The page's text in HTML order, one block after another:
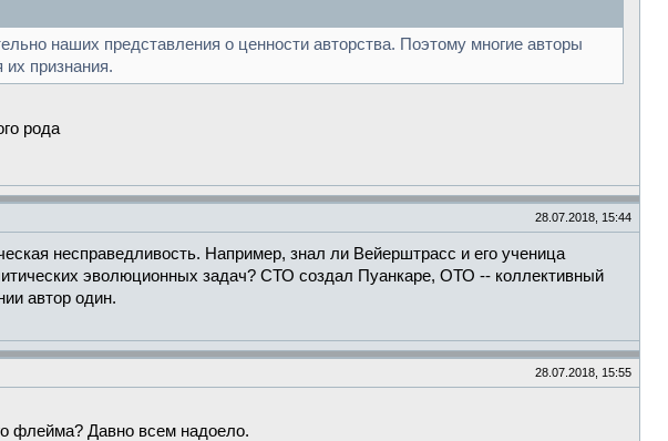
наших представления о ценности авторства. Поэтому многие авторы
их признания.
рода
28.07.2018, 15:44
несправедливость. Например, знал ли Вейерштрасс и его ученица
эволюционных задач? СТО создал Пуанкаре, ОТО -- коллективный
автор один.
28.07.2018, 15:55
флейма? Давно всем надоело.